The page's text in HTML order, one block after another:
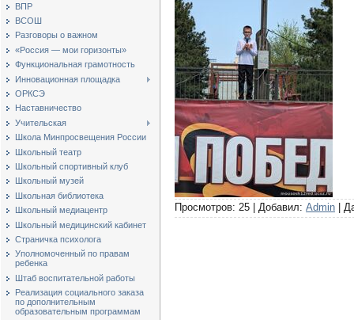
ВПР
ВСОШ
Разговоры о важном
«Россия — мои горизонты»
Функциональная грамотность
Инновационная площадка
ОРКСЭ
Наставничество
Учительская
Школа Минпросвещения России
Школьный театр
Школьный спортивный клуб
Школьный музей
Школьная библиотека
Школьный медиацентр
Школьный медицинский кабинет
Страничка психолога
Уполномоченный по правам
ребенка
Штаб воспитательной работы
Реализация социального заказа
по дополнительным
образовательным программам
Просмотров: 25 | Добавил: Admin |